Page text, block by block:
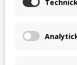
Popis